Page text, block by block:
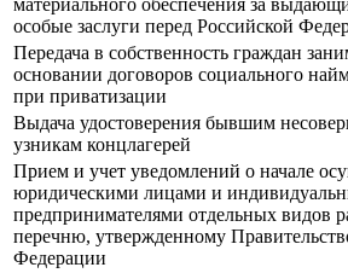
материального обеспечения за
особые заслуги перед Российской
Передача в собственность граждан
основании договоров социального
при приватизации
Выдача удостоверения бывшим
узникам концлагерей
Прием и учет уведомлений о начале
юридическими лицами и
предпринимателями отдельных видов
перечню, утвержденному
Федерации